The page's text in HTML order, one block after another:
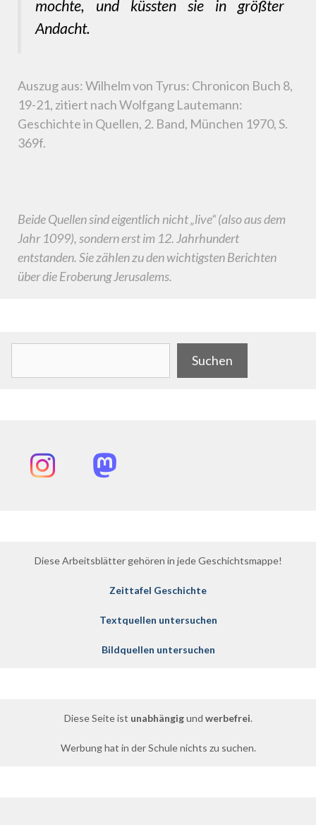
mochte, und küssten sie in größter
Andacht.
Auszug aus: Wilhelm von Tyrus: Chronicon Buch 8,
19-21, zitiert nach Wolfgang Lautemann:
Geschichte in Quellen, 2. Band, München 1970, S.
369f.
Beide Quellen sind eigentlich nicht „live“ (also aus dem
Jahr 1099), sondern erst im 12. Jahrhundert
entstanden. Sie zählen zu den wichtigsten Berichten
über die Eroberung Jerusalems.
Suchen
InstagramMastodon
Diese Arbeitsblätter gehören in jede Geschichtsmappe!
Zeittafel Geschichte
Textquellen untersuchen
Bildquellen untersuchen
Diese Seite ist unabhängigund werbefrei.
Werbung hat in der Schule nichts zu suchen.